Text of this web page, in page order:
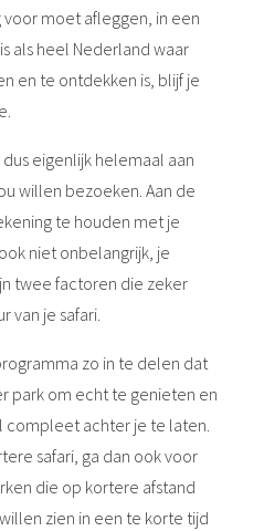
moet afleggen, in een
als heel Nederland waar
en te ontdekken is, blijf je
eigenlijk helemaal aan
willen bezoeken. Aan de
te houden met je
niet onbelangrijk, je
twee factoren die zeker
van je safari.
zo in te delen dat
park om echt te genieten en
compleet achter je te laten.
safari, ga dan ook voor
die op kortere afstand
zien in een te korte tijd